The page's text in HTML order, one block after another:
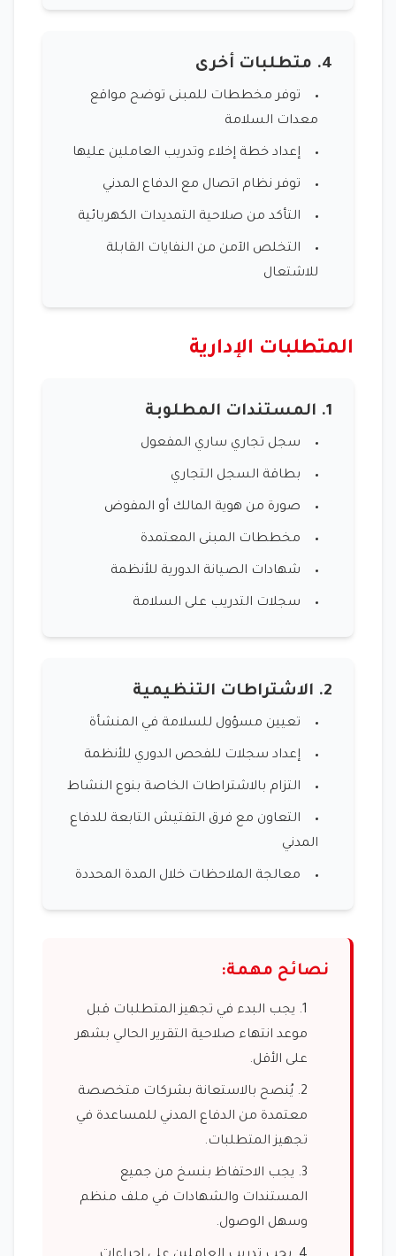
4. متطلبات أخرى
توفر مخططات للمبنى توضح مواقع
معدات السلامة
إعداد خطة إخلاء وتدريب العاملين عليها
توفر نظام اتصال مع الدفاع المدني
التأكد من صلاحية التمديدات الكهربائية
التخلص الآمن من النفايات القابلة
للاشتعال
المتطلبات الإدارية
1. المستندات المطلوبة
سجل تجاري ساري المفعول
بطاقة السجل التجاري
صورة من هوية المالك أو المفوض
مخططات المبنى المعتمدة
شهادات الصيانة الدورية للأنظمة
سجلات التدريب على السلامة
2. الاشتراطات التنظيمية
تعيين مسؤول للسلامة في المنشأة
إعداد سجلات للفحص الدوري للأنظمة
التزام بالاشتراطات الخاصة بنوع النشاط
التعاون مع فرق التفتيش التابعة للدفاع
المدني
معالجة الملاحظات خلال المدة المحددة
نصائح مهمة:
يجب البدء في تجهيز المتطلبات قبل
موعد انتهاء صلاحية التقرير الحالي بشهر
على الأقل.
يُنصح بالاستعانة بشركات متخصصة
معتمدة من الدفاع المدني للمساعدة في
تجهيز المتطلبات.
يجب الاحتفاظ بنسخ من جميع
المستندات والشهادات في ملف منظم
وسهل الوصول.